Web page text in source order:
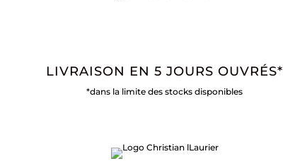
LIVRAISON EN 5 JOURS OUVRÉS*
*dans la limite des stocks disponibles